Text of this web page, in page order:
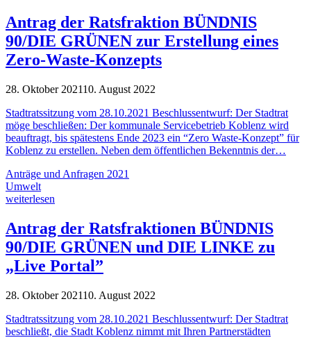
Antrag der Ratsfraktion BÜNDNIS
90/DIE GRÜNEN zur Erstellung eines
Zero-Waste-Konzepts
28. Oktober 202110. August 2022
Stadtratssitzung vom 28.10.2021 Beschlussentwurf: Der Stadtrat
möge beschließen: Der kommunale Servicebetrieb Koblenz wird
beauftragt, bis spätestens Ende 2023 ein “Zero Waste-Konzept” für
Koblenz zu erstellen. Neben dem öffentlichen Bekenntnis der…
Anträge und Anfragen 2021
Umwelt
weiterlesen
Antrag der Ratsfraktionen BÜNDNIS
90/DIE GRÜNEN und DIE LINKE zu
„Live Portal”
28. Oktober 202110. August 2022
Stadtratssitzung vom 28.10.2021 Beschlussentwurf: Der Stadtrat
beschließt, die Stadt Koblenz nimmt mit Ihren Partnerstädten